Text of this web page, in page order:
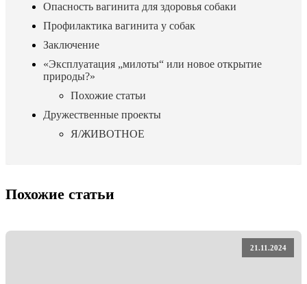
Опасность вагинита для здоровья собаки
Профилактика вагинита у собак
Заключение
«Эксплуатация „милоты“ или новое открытие
природы?»
Похожие статьи
Дружественные проекты
Я/ЖИВОТНОЕ
Похожие статьи
21.11.2024